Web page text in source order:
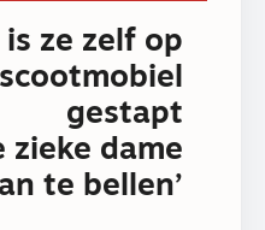
is ze zelf op
gestapt
zieke dame
te bellen’